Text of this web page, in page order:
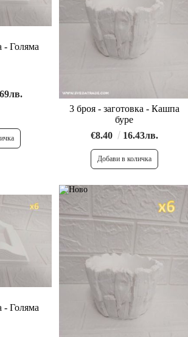
- Голяма
3 броя - заготовка - Кашпа
буре
€8.40
16.43лв.
- Голяма